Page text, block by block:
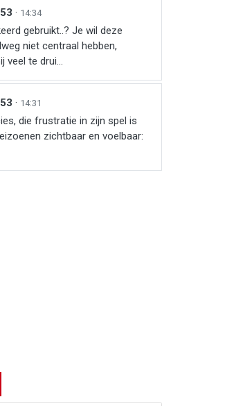
· 14:34
gebruikt..? Je wil deze
niet centraal hebben,
veel te drui...
· 14:31
die frustratie in zijn spel is
zichtbaar en voelbaar: